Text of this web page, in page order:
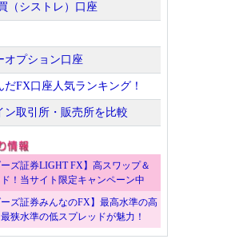
（シストレ）口座
オプション口座
だFX口座人気ランキング！
ン取引所・販売所を比較
ーズ証券LIGHT FX】高スワップ＆
！当サイト限定キャンペーン中
ーズ証券みんなのFX】最高水準の高
狭水準の低スプレッドが魅力！